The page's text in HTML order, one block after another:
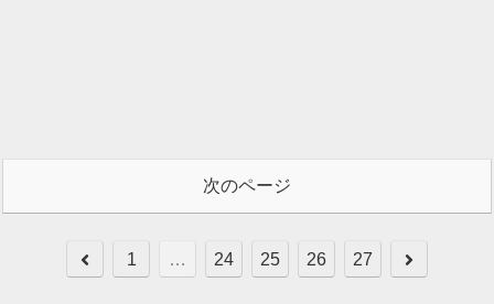
次のページ
前
1 … 24 25 26 27
次